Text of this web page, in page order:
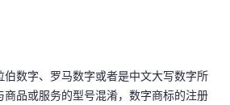
数字、罗马数字或者是中文大写数字所
品或服务的型号混淆，数字商标的注册